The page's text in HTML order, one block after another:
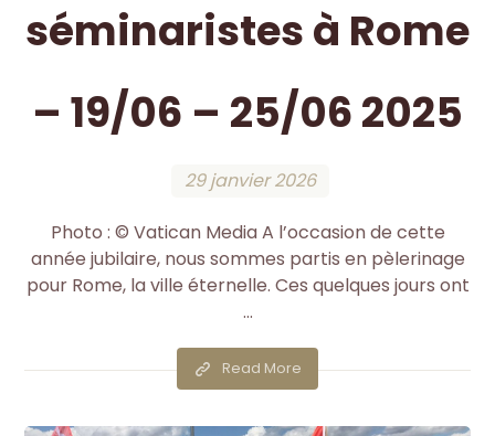
séminaristes à Rome
– 19/06 – 25/06 2025
29 janvier 2026
Photo : © Vatican Media A l’occasion de cette
année jubilaire, nous sommes partis en pèlerinage
pour Rome, la ville éternelle. Ces quelques jours ont
...
Read More